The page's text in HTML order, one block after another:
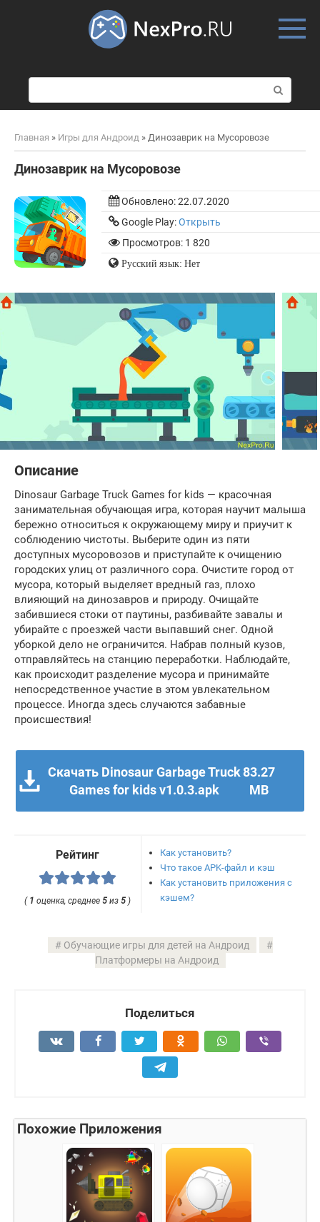
о
и
к
Главная » Игры для Андроид » Динозаврик на Мусоровозе
Динозаврик на Мусоровозе
Обновлено:22.07.2020
Google Play:Открыть
Просмотров: 1 820
Русский язык: Нет
Описание
Dinosaur Garbage Truck Games for kids — красочная
занимательная обучающая игра, которая научит малыша
бережно относиться к окружающему миру и приучит к
соблюдению чистоты. Выберите один из пяти
доступных мусоровозов и приступайте к очищению
городских улиц от различного сора. Очистите город от
мусора, который выделяет вредный газ, плохо
влияющий на динозавров и природу. Очищайте
забившиеся стоки от паутины, разбивайте завалы и
убирайте с проезжей части выпавший снег. Одной
уборкой дело не ограничится. Набрав полный кузов,
отправляйтесь на станцию переработки. Наблюдайте,
как происходит разделение мусора и принимайте
непосредственное участие в этом увлекательном
процессе. Иногда здесь случаются забавные
происшествия!
Скачать Dinosaur Garbage Truck
Games for kids v1.0.3.apk
83.27
MB
Рейтинг
( 1 оценка, среднее5 из5 )
Как установить?
Что такое APK-файл и кэш
Как установить приложения с
кэшем?
Обучающие игры для детей на Андроид
Платформеры на Андроид
Поделиться
Похожие Приложения